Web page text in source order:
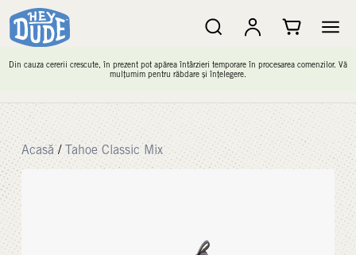
Din cauza cererii crescute, în prezent pot apărea întârzieri temporare în procesarea comenzilor. Vă
mulțumim pentru răbdare și înțelegere.
Acasă / Tahoe Classic Mix